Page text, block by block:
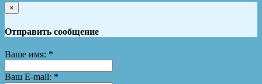
×
Отправить сообщение
Ваше имя: *
Ваш E-mail: *